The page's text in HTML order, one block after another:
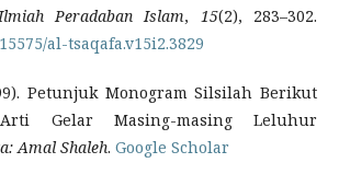
Peradaban Islam, 15(2), 283–302.
al-tsaqafa.v15i2.3829
Petunjuk Monogram Silsilah Berikut
Gelar Masing-masing Leluhur
Amal Shaleh. Google Scholar